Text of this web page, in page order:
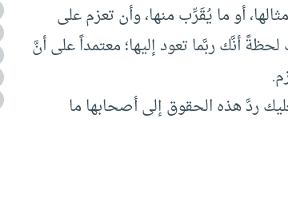
أو ما يُقَرِّب منها، وأن تعزم على
أنَّك ربَّما تعود إليها؛ معتمداً على أنَّ
ردَّ هذه الحقوق إلى أصحابها ما